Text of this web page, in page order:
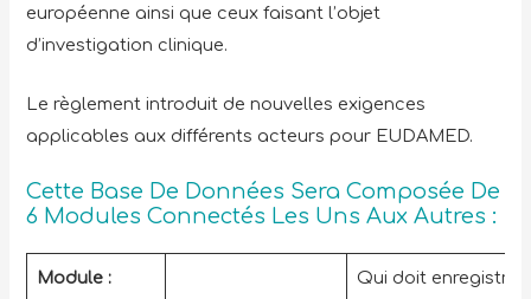
européenne ainsi que ceux faisant l’objet
d’investigation clinique.
Le règlement introduit de nouvelles exigences
applicables aux différents acteurs pour EUDAMED.
Cette Base De Données Sera Composée De
6 Modules Connectés Les Uns Aux Autres :
Module :
Qui doit enregistrer